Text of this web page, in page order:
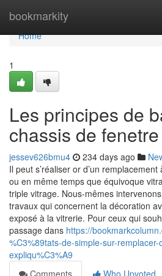
bookmarkity
Home
Home
1
Les principes de
chassis de fenetre
jessev626bmu4 234 days ago
Il peut s’réaliser or d’un
ou en même temps que équivoque
triple vitrage. Nous-mêmes
travaux qui concernent la décoration
exposé à la vitrerie. Pour ceux qui
passage dans https://
%C3%89tats-de-simple-sur-
expliqu%C3%A9
Comments
Who Upvoted